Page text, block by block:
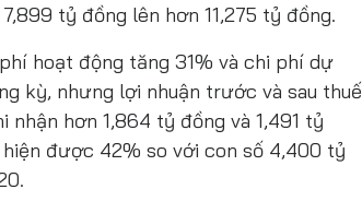
tỷ đồng lên hơn 11,275 tỷ đồng.
hoạt động tăng 31% và chi phí dự
kỳ, nhưng lợi nhuận trước và sau thuế
nhận hơn 1,864 tỷ đồng và 1,491 tỷ
được 42% so với con số 4,400 tỷ